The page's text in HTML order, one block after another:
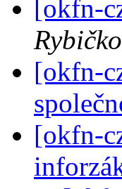
[okfn-
[okfn-
[okfn-